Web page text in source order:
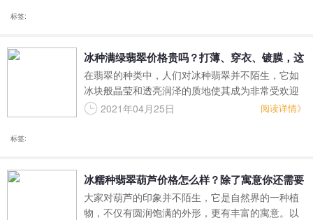
标签:
冰种满绿翡翠价格贵吗？打薄、穿衣、镀膜，这
种“冰种满绿翡翠”你敢买吗？
在翡翠的种类中，人们对冰种翡翠并不陌生，它如
冰块般晶莹和透亮润泽的质地使其成为非常受欢迎
的翡翠种类，因为冰种翡翠十分稀少，如果在冰种
2021年04月25日 阅读详情》
标签:
冰糯种翡翠葫芦价格怎么样？除了寓意你还需要
知道什么？
大家对葫芦的印象并不陌生，它是自然界的一种植
物，不仅有圆润饱满的外形，更有丰富的寓意。以